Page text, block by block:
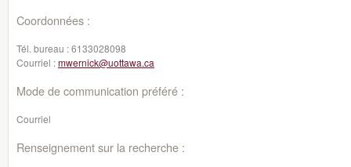
Coordonnées :
Tél. bureau :6133028098
Courriel :mwernick@uottawa.ca
Mode de communication préféré :
Courriel
Renseignement sur la recherche :